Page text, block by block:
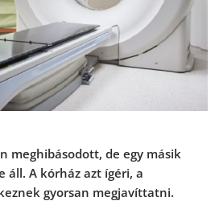
meghibásodott, de egy másik
áll. A kórház azt ígéri, a
gyorsan megjavíttatni.